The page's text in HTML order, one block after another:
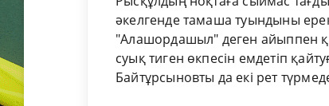
әкелгенде тамаша туындыны
"Алашордашыл" деген айыппен
суық тиген өкпесін емдетіп
Байтұрсыновты да екі рет